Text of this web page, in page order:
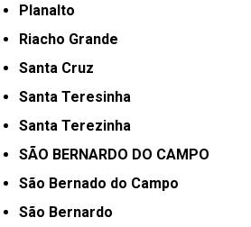
Planalto
Riacho Grande
Santa Cruz
Santa Teresinha
Santa Terezinha
SÃO BERNARDO DO CAMPO
São Bernado do Campo
São Bernardo